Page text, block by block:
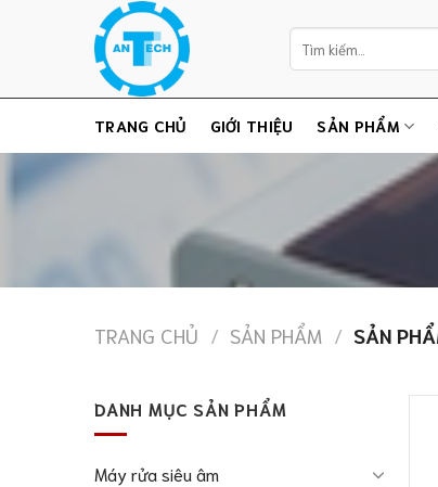
dung
Tìm
kiếm:
TRANG CHỦ GIỚI THIỆU SẢN PHẨM
TRANG CHỦ / SẢN PHẨM / SẢN
DANH MỤC SẢN PHẨM
Máy rửa siêu âm